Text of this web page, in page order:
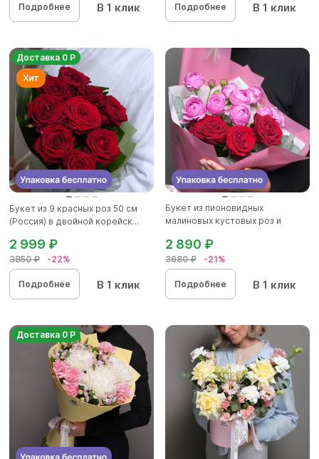
Подробнее В 1 клик Подробнее В 1 клик
Доставка 0 Р
Букет из 9 красных роз 50 см
(Россия) в двойной корейск...
3850 ₽ -22%
2 999 ₽
Подробнее В 1 клик
Букет из пионовидных
малиновых кустовых роз и
3680 ₽ -21%
2 890 ₽
Подробнее В 1 клик
Доставка 0 Р